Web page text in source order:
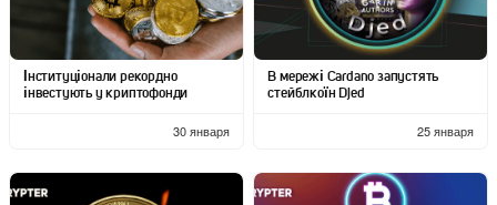
Інституціонали рекордно
інвестують у криптофонди
30 января
В мережі Cardano запустять
стейблкоїн Djed
25 января